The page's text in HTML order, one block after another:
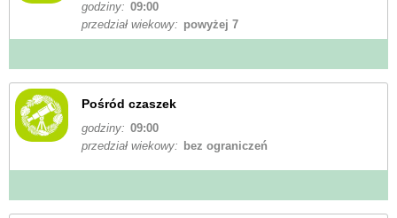
godziny: 09:00
przedział wiekowy: powyżej 7
Pośród czaszek
godziny: 09:00
przedział wiekowy:
bez ograniczeń